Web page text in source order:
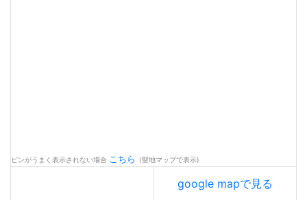
ピンがうまく表示されない場合 こちら (聖地マップで表示)
google mapで見る